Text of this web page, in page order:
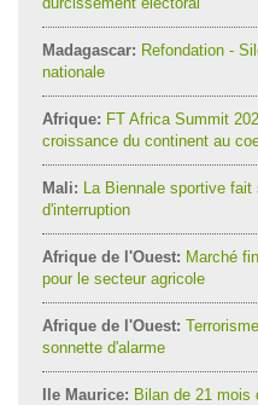
Madagascar: Refondation -
nationale
Afrique: FT Africa Summit
croissance du continent au
Mali: La Biennale sportive
d'interruption
Afrique de l'Ouest: Marché
pour le secteur agricole
Afrique de l'Ouest:
sonnette d'alarme
Ile Maurice: Bilan de 21 mois